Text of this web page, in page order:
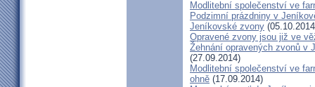
Modlitební společenství ve
Podzimní prázdniny v
Jeníkovské zvony
Opravené zvony jsou již ve
Žehnání opravených zvonů v
(27.09.2014)
Modlitební společenství ve
ohně (17.09.2014)